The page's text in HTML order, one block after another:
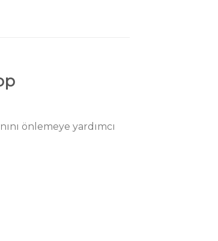
önlemeye yardımcı